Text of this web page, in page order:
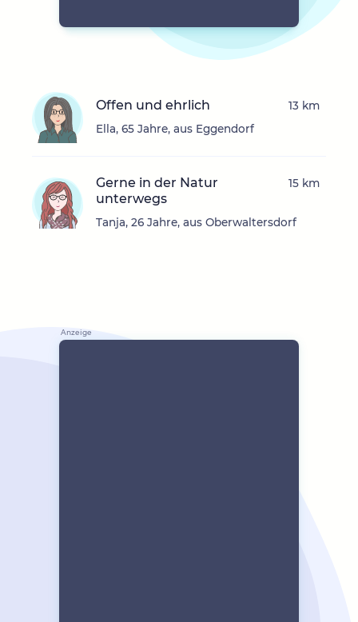
Offen und ehrlich
Ella, 65 Jahre, aus Eggendorf
13 km
Gerne in der Natur
unterwegs
Tanja, 26 Jahre, aus Oberwaltersdorf
15 km